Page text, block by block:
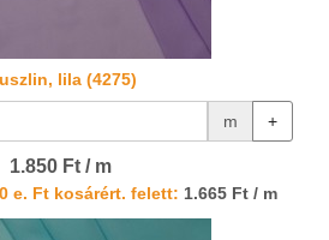
lila (4275)
m +
1.850 Ft / m
e. Ft kosárért. felett: 1.665 Ft / m